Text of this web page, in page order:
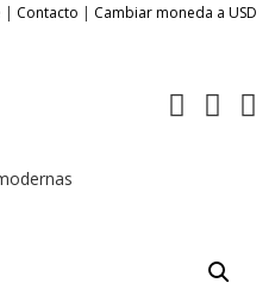
| Contacto | Cambiar moneda a USD